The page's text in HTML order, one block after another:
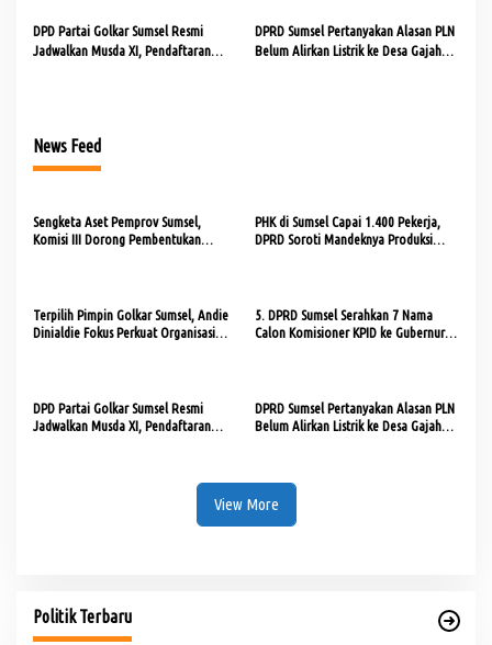
DPD Partai Golkar Sumsel Resmi
Jadwalkan Musda XI, Pendaftaran
DPRD Sumsel Pertanyakan Alasan PLN
Belum Alirkan Listrik ke Desa Gajah
News Feed
Sengketa Aset Pemprov Sumsel,
Komisi III Dorong Pembentukan
PHK di Sumsel Capai 1.400 Pekerja,
DPRD Soroti Mandeknya Produksi
Terpilih Pimpin Golkar Sumsel, Andie
Dinialdie Fokus Perkuat Organisasi
5. DPRD Sumsel Serahkan 7 Nama
Calon Komisioner KPID ke Gubernur
DPD Partai Golkar Sumsel Resmi
Jadwalkan Musda XI, Pendaftaran
DPRD Sumsel Pertanyakan Alasan PLN
Belum Alirkan Listrik ke Desa Gajah
View More
Politik Terbaru